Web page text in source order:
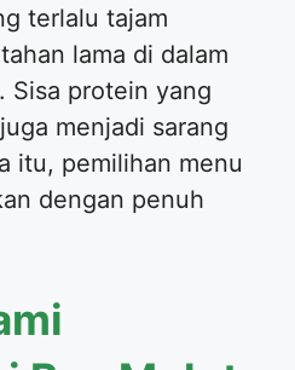
terlalu tajam
lama di dalam
Sisa protein yang
menjadi sarang
itu, pemilihan menu
dengan penuh